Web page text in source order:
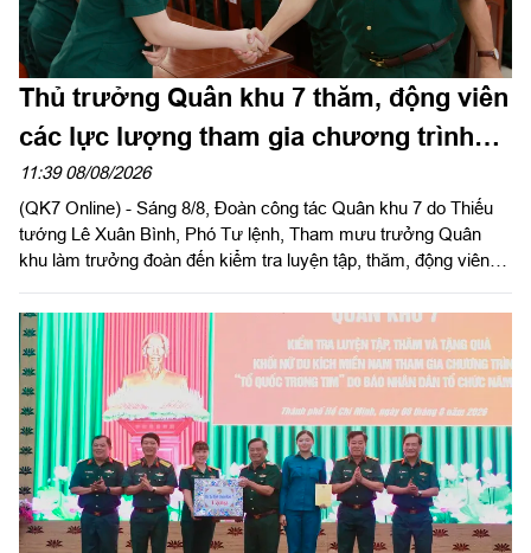
Thủ trưởng Quân khu 7 thăm, động viên
các lực lượng tham gia chương trình
“Tổ quốc trong tim”
11:39 08/08/2026
(QK7 Online) - Sáng 8/8, Đoàn công tác Quân khu 7 do Thiếu
tướng Lê Xuân Bình, Phó Tư lệnh, Tham mưu trưởng Quân
khu làm trưởng đoàn đến kiểm tra luyện tập, thăm, động viên
Nhân Dân tổ chức tại Sư đoàn 309 và Lữ đoàn 25.